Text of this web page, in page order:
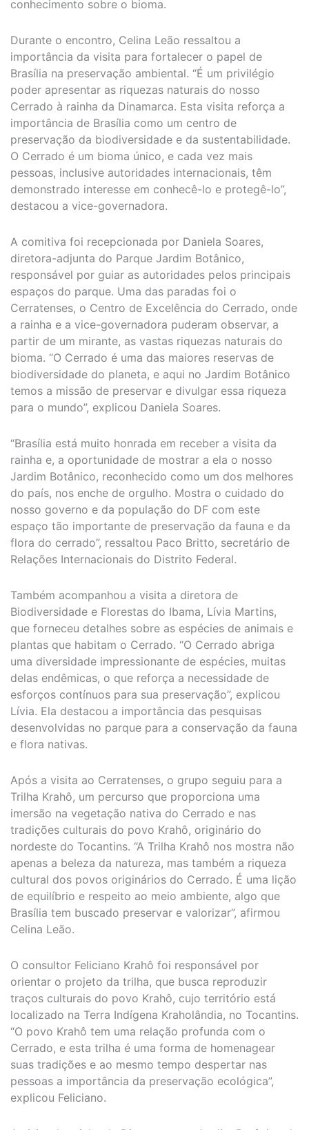
conhecimento sobre o bioma.
Durante o encontro, Celina Leão ressaltou a
importância da visita para fortalecer o papel de
Brasília na preservação ambiental. “É um privilégio
poder apresentar as riquezas naturais do nosso
Cerrado à rainha da Dinamarca. Esta visita reforça a
importância de Brasília como um centro de
preservação da biodiversidade e da sustentabilidade.
O Cerrado é um bioma único, e cada vez mais
pessoas, inclusive autoridades internacionais, têm
demonstrado interesse em conhecê-lo e protegê-lo”,
destacou a vice-governadora.
A comitiva foi recepcionada por Daniela Soares,
diretora-adjunta do Parque Jardim Botânico,
responsável por guiar as autoridades pelos principais
espaços do parque. Uma das paradas foi o
Cerratenses, o Centro de Excelência do Cerrado, onde
a rainha e a vice-governadora puderam observar, a
partir de um mirante, as vastas riquezas naturais do
bioma. “O Cerrado é uma das maiores reservas de
biodiversidade do planeta, e aqui no Jardim Botânico
temos a missão de preservar e divulgar essa riqueza
para o mundo”, explicou Daniela Soares.
“Brasília está muito honrada em receber a visita da
rainha e, a oportunidade de mostrar a ela o nosso
Jardim Botânico, reconhecido como um dos melhores
do país, nos enche de orgulho. Mostra o cuidado do
nosso governo e da população do DF com este
espaço tão importante de preservação da fauna e da
flora do cerrado”, ressaltou Paco Britto, secretário de
Relações Internacionais do Distrito Federal.
Também acompanhou a visita a diretora de
Biodiversidade e Florestas do Ibama, Lívia Martins,
que forneceu detalhes sobre as espécies de animais e
plantas que habitam o Cerrado. “O Cerrado abriga
uma diversidade impressionante de espécies, muitas
delas endêmicas, o que reforça a necessidade de
esforços contínuos para sua preservação”, explicou
Lívia. Ela destacou a importância das pesquisas
desenvolvidas no parque para a conservação da fauna
e flora nativas.
Após a visita ao Cerratenses, o grupo seguiu para a
Trilha Krahô, um percurso que proporciona uma
imersão na vegetação nativa do Cerrado e nas
tradições culturais do povo Krahô, originário do
nordeste do Tocantins. “A Trilha Krahô nos mostra não
apenas a beleza da natureza, mas também a riqueza
cultural dos povos originários do Cerrado. É uma lição
de equilíbrio e respeito ao meio ambiente, algo que
Brasília tem buscado preservar e valorizar”, afirmou
Celina Leão.
O consultor Feliciano Krahô foi responsável por
orientar o projeto da trilha, que busca reproduzir
traços culturais do povo Krahô, cujo território está
localizado na Terra Indígena Kraholândia, no Tocantins.
“O povo Krahô tem uma relação profunda com o
Cerrado, e esta trilha é uma forma de homenagear
suas tradições e ao mesmo tempo despertar nas
pessoas a importância da preservação ecológica”,
explicou Feliciano.